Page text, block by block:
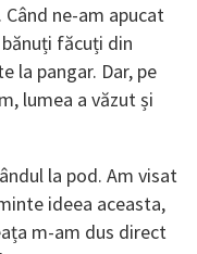
ne-am apucat
făcuți din
la pangar. Dar, pe
lumea a văzut și
la pod. Am visat
ideea aceasta,
m-am dus direct